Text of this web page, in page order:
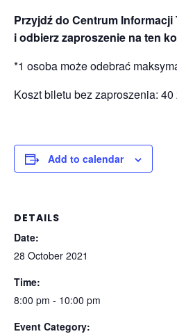
Przyjdź do Centrum
i odbierz zaproszenie na ten
*1 osoba może odebrać
Koszt biletu bez zaproszenia: 40
Add to calendar
DETAILS
Date:
28 October 2021
Time:
8:00 pm - 10:00 pm
Event Category: